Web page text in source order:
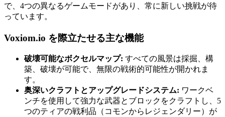
で、4つの異なるゲームモードがあり、常に新しい挑戦が待
っています。
Voxiom.io を際立たせる主な機能
破壊可能なボクセルマップ: すべての風景は採掘、構
築、破壊が可能で、無限の戦術的可能性が開かれま
す。
奥深いクラフトとアップグレードシステム: ワークベ
ンチを使用して強力な武器とブロックをクラフトし、5
つのティアの戦利品（コモンからレジェンダリー）が